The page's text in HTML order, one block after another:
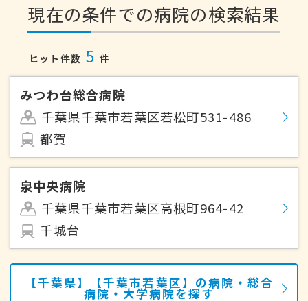
現在の条件での病院の検索結果
ヒット件数 5 件
みつわ台総合病院
千葉県千葉市若葉区若松町531-486
都賀
泉中央病院
千葉県千葉市若葉区高根町964-42
千城台
【千葉県】【千葉市若葉区】の病院・総合
病院・大学病院を探す